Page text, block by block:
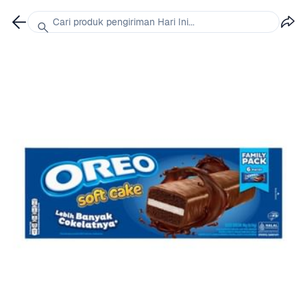
Cari produk pengiriman Hari Ini...